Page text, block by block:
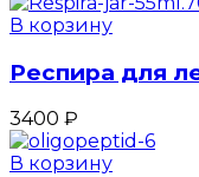
В корзину
Респира для
3400 ₽
В корзину